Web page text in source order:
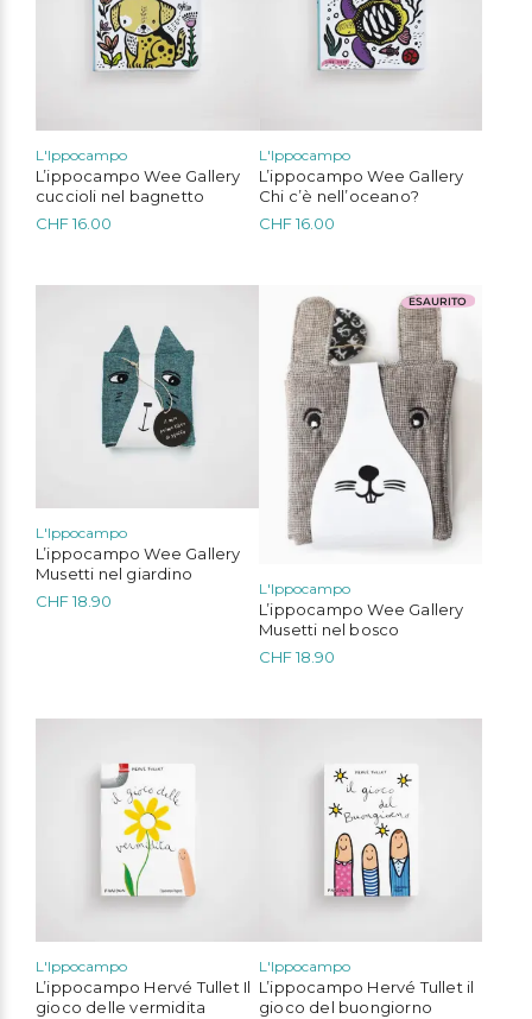
L'Ippocampo
L’ippocampo Wee Gallery
cuccioli nel bagnetto
CHF16.00
L'Ippocampo
L’ippocampo Wee Gallery
Chi c’è nell’oceano?
CHF16.00
L'Ippocampo
L’ippocampo Wee Gallery
Musetti nel giardino
CHF18.90
ESAURITO
L'Ippocampo
L’ippocampo Wee Gallery
Musetti nel bosco
CHF18.90
L'Ippocampo
L’ippocampo Hervé Tullet Il
gioco delle vermidita
L'Ippocampo
L’ippocampo Hervé Tullet il
gioco del buongiorno
Mrs. Ertha Bobo Choses Konges Sløjd Serendipity Organics
Cozmo We Are Gommu OYOY Mini Mimi & Lula